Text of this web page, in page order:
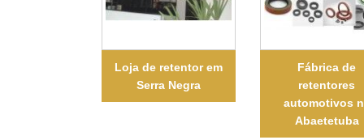
Loja de retentor em
Serra Negra
Fábrica de
retentores
automotivos
Abaetetuba